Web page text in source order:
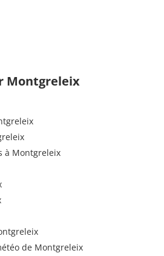
Montgreleix
à Montgreleix
de Montgreleix